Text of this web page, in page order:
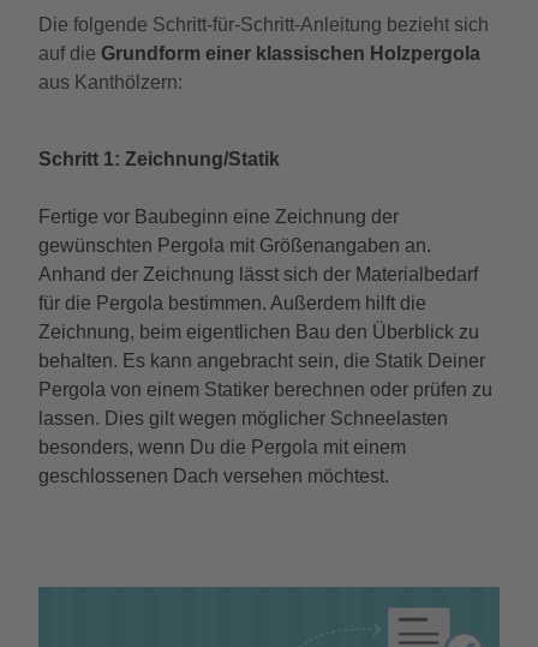
Die folgende Schritt-für-Schritt-Anleitung bezieht sich
auf die Grundform einer klassischen Holzpergola
aus Kanthölzern:
Schritt 1: Zeichnung/Statik
Fertige vor Baubeginn eine Zeichnung der
gewünschten Pergola mit Größenangaben an.
Anhand der Zeichnung lässt sich der Materialbedarf
für die Pergola bestimmen. Außerdem hilft die
Zeichnung, beim eigentlichen Bau den Überblick zu
behalten. Es kann angebracht sein, die Statik Deiner
Pergola von einem Statiker berechnen oder prüfen zu
lassen. Dies gilt wegen möglicher Schneelasten
besonders, wenn Du die Pergola mit einem
geschlossenen Dach versehen möchtest.